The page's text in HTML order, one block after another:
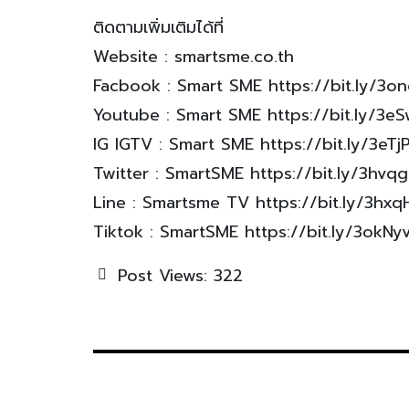
ติดตามเพิ่มเติมได้ที่
Website : smartsme.co.th
Facbook : Smart SME https://bit.ly/
Youtube : Smart SME https://bit.ly/
IG IGTV : Smart SME https://bit.ly/
Twitter : SmartSME https://bit.ly/
Line : Smartsme TV https://bit.ly/
Tiktok : SmartSME https://bit.ly/
Post Views: 322